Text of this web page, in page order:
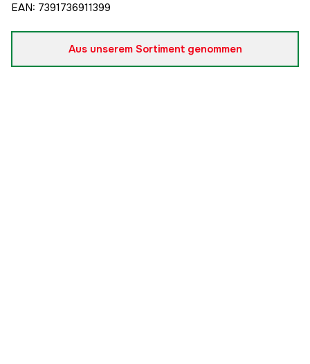
EAN: 7391736911399
Aus unserem Sortiment genommen